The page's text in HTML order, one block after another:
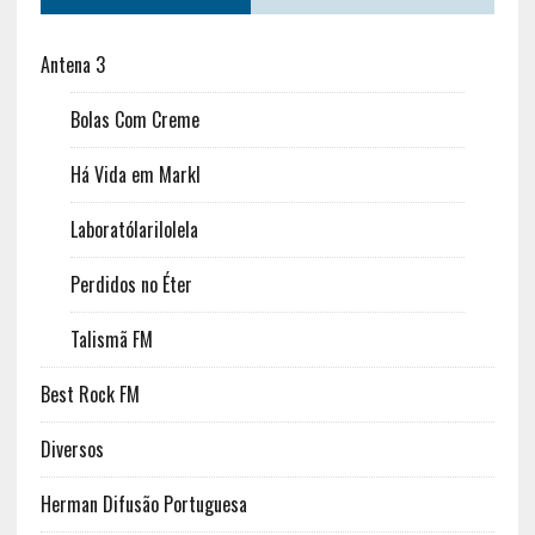
Antena 3
Bolas Com Creme
Há Vida em Markl
Laboratólarilolela
Perdidos no Éter
Talismã FM
Best Rock FM
Diversos
Herman Difusão Portuguesa